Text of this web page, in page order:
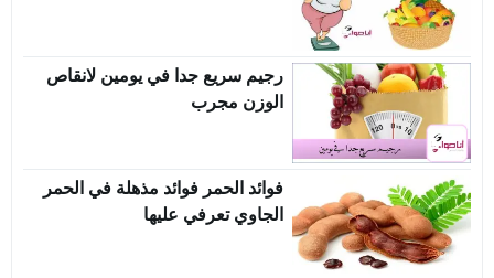
رجيم سريع جدا في يومين لانقاص
الوزن مجرب
فوائد الحمر فوائد مذهلة في الحمر
الجاوي تعرفي عليها